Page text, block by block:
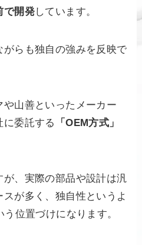
で開発しています。
らも独自の強みを反映で
山善といったメーカー
に委託する
「OEM方式」
、実際の部品や設計は汎
が多く、独自性というよ
う位置づけになります。